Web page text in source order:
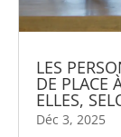
LES
DE PLACE
ELLES,
Déc 3, 2025